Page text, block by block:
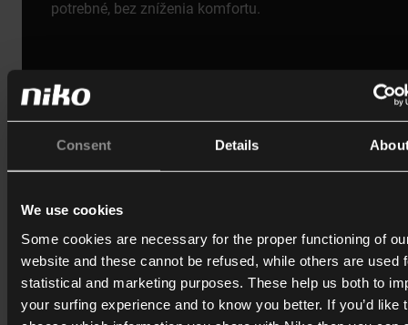
Consent Details
We use cookies
Some cookies are necessary for the proper functioning of
website and these cannot be refused, while others are used
statistical and marketing purposes. These help us both to
your surfing experience and to know you better. If you’d like
potrebné, bez zníženia komfortu.
Jedno riešenie pre vykurovanie, chladenie a
inštalácie HVAC.
Všetky nastavenia možno spravovať prostredníctvom
Niko Home alebo programovacieho softvéru.
Adjust temperature settings